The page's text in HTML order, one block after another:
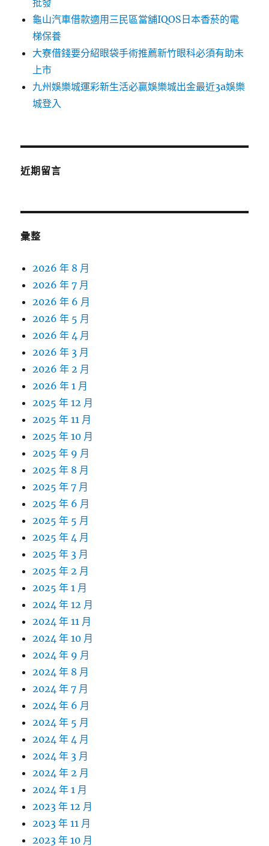
批發
龜山汽車借款適用三民區當舖IQOS日本香菸的電
梯保養
大寮借錢要分紹眼袋手術推薦新竹眼科必須有助未
上市
九州娛樂城運彩新生活必贏娛樂城出金最近3a娛樂
城登入
近期留言
彙整
2026 年 8 月
2026 年 7 月
2026 年 6 月
2026 年 5 月
2026 年 4 月
2026 年 3 月
2026 年 2 月
2026 年 1 月
2025 年 12 月
2025 年 11 月
2025 年 10 月
2025 年 9 月
2025 年 8 月
2025 年 7 月
2025 年 6 月
2025 年 5 月
2025 年 4 月
2025 年 3 月
2025 年 2 月
2025 年 1 月
2024 年 12 月
2024 年 11 月
2024 年 10 月
2024 年 9 月
2024 年 8 月
2024 年 7 月
2024 年 6 月
2024 年 5 月
2024 年 4 月
2024 年 3 月
2024 年 2 月
2024 年 1 月
2023 年 12 月
2023 年 11 月
2023 年 10 月